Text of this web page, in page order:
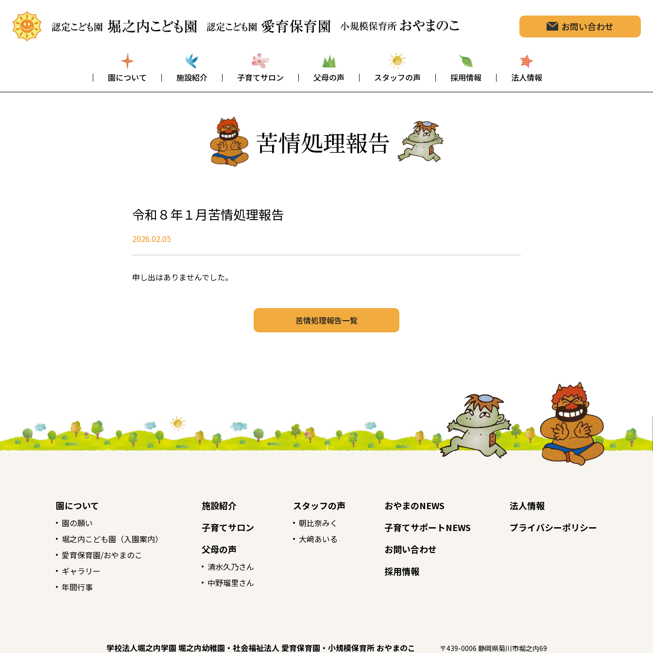
お問い合わせ
園について 施設紹介 子育てサロン 父母の声 スタッフの声 採用情報 法人情報
苦情処理報告
令和８年１月苦情処理報告
2026.02.05
申し出はありませんでした。
苦情処理報告一覧
園について
園の願い
堀之内こども園（入園案内）
愛育保育園/おやまのこ
ギャラリー
年間行事
施設紹介
子育てサロン
父母の声
清水久乃さん
中野瑠里さん
スタッフの声
朝比奈みく
大﨑あいる
おやまのNEWS
子育てサポートNEWS
お問い合わせ
採用情報
法人情報
プライバシーポリシー
学校法人堀之内学園 堀之内幼稚園 社会福祉法人 愛育保育園 小規模保育所 おやまのこ 〒439-0006 静岡県菊川市堀之内69